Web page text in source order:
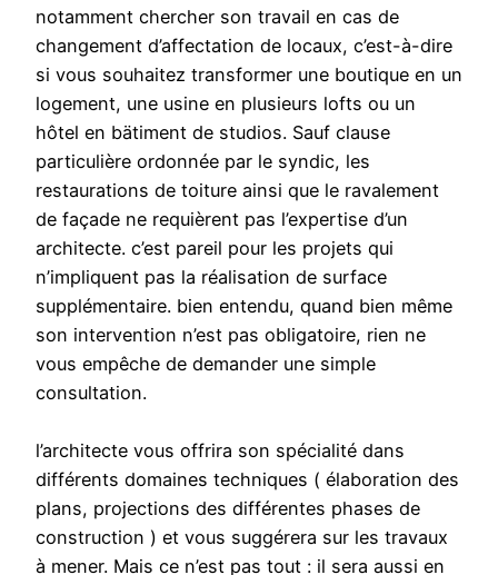
notamment chercher son travail en cas de
changement d’affectation de locaux, c’est-à-dire
si vous souhaitez transformer une boutique en un
logement, une usine en plusieurs lofts ou un
hôtel en bätiment de studios. Sauf clause
particulière ordonnée par le syndic, les
restaurations de toiture ainsi que le ravalement
de façade ne requièrent pas l’expertise d’un
architecte. c’est pareil pour les projets qui
n’impliquent pas la réalisation de surface
supplémentaire. bien entendu, quand bien même
son intervention n’est pas obligatoire, rien ne
vous empêche de demander une simple
consultation.
l’architecte vous offrira son spécialité dans
différents domaines techniques ( élaboration des
plans, projections des différentes phases de
construction ) et vous suggérera sur les travaux
à mener. Mais ce n’est pas tout : il sera aussi en